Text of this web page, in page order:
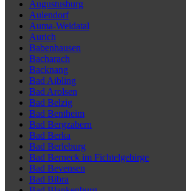
Augustusburg
Aulendorf
Auma-Weidatal
Aurich
Babenhausen
Bacharach
Backnang
Bad Aibling
Bad Arolsen
Bad Belzig
Bad Bentheim
Bad Bergzabern
Bad Berka
Bad Berleburg
Bad Berneck im Fichtelgebirge
Bad Bevensen
Bad Bibra